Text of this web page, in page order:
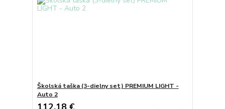
Školská taška (3-dielny set) PREMIUM LIGHT -
Auto 2